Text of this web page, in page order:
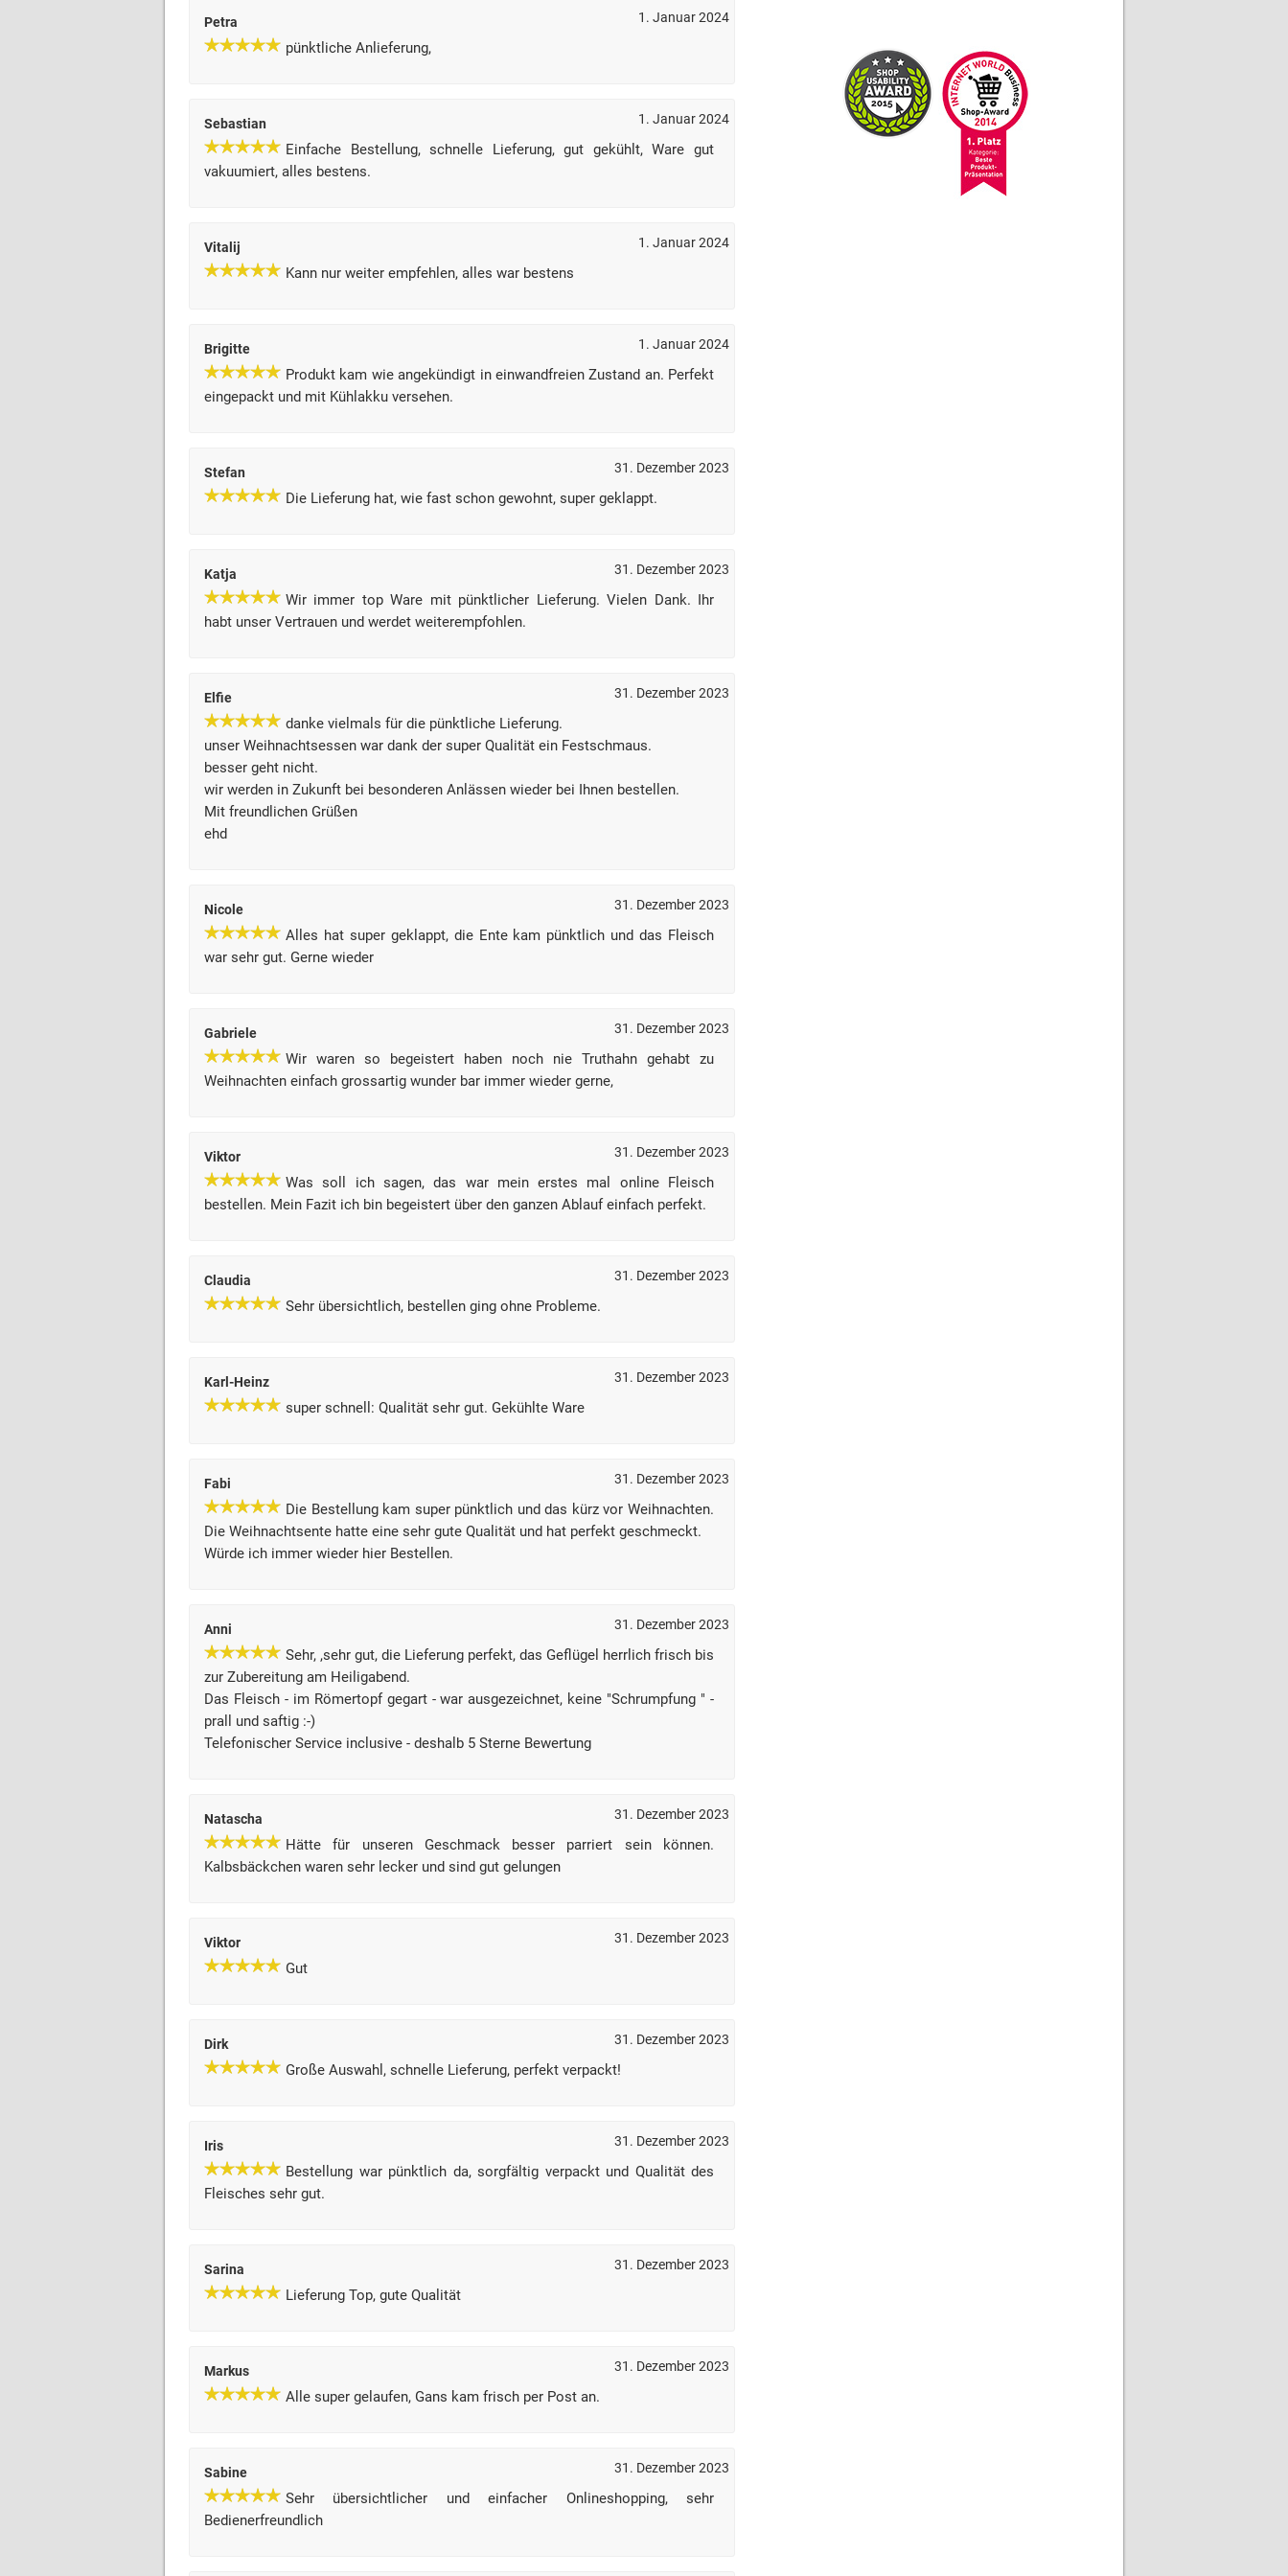
Petra 1. Januar 2024
pünktliche Anlieferung,
Sebastian 1. Januar 2024
Einfache Bestellung, schnelle Lieferung, gut gekühlt, Ware gut
vakuumiert, alles bestens.
Vitalij 1. Januar 2024
Kann nur weiter empfehlen, alles war bestens
Brigitte 1. Januar 2024
Produkt kam wie angekündigt in einwandfreien Zustand an. Perfekt
eingepackt und mit Kühlakku versehen.
Stefan 31. Dezember 2023
Die Lieferung hat, wie fast schon gewohnt, super geklappt.
Katja 31. Dezember 2023
Wir immer top Ware mit pünktlicher Lieferung. Vielen Dank. Ihr
habt unser Vertrauen und werdet weiterempfohlen.
Elfie 31. Dezember 2023
danke vielmals für die pünktliche Lieferung.
unser Weihnachtsessen war dank der super Qualität ein Festschmaus.
besser geht nicht.
wir werden in Zukunft bei besonderen Anlässen wieder bei Ihnen bestellen.
Mit freundlichen Grüßen
ehd
Nicole 31. Dezember 2023
Alles hat super geklappt, die Ente kam pünktlich und das Fleisch
war sehr gut. Gerne wieder
Gabriele 31. Dezember 2023
Wir waren so begeistert haben noch nie Truthahn gehabt zu
Weihnachten einfach grossartig wunder bar immer wieder gerne,
Viktor 31. Dezember 2023
Was soll ich sagen, das war mein erstes mal online Fleisch
bestellen. Mein Fazit ich bin begeistert über den ganzen Ablauf einfach perfekt.
Claudia 31. Dezember 2023
Sehr übersichtlich, bestellen ging ohne Probleme.
Karl-Heinz 31. Dezember 2023
super schnell: Qualität sehr gut. Gekühlte Ware
Fabi 31. Dezember 2023
Die Bestellung kam super pünktlich und das kürz vor Weihnachten.
Die Weihnachtsente hatte eine sehr gute Qualität und hat perfekt geschmeckt.
Würde ich immer wieder hier Bestellen.
Anni 31. Dezember 2023
Sehr, ,sehr gut, die Lieferung perfekt, das Geflügel herrlich frisch bis
zur Zubereitung am Heiligabend.
Das Fleisch - im Römertopf gegart - war ausgezeichnet, keine "Schrumpfung " -
prall und saftig :-)
Telefonischer Service inclusive - deshalb 5 Sterne Bewertung
Natascha 31. Dezember 2023
Hätte für unseren Geschmack besser parriert sein können.
Kalbsbäckchen waren sehr lecker und sind gut gelungen
Viktor 31. Dezember 2023
Gut
Dirk 31. Dezember 2023
Große Auswahl, schnelle Lieferung, perfekt verpackt!
Iris 31. Dezember 2023
Bestellung war pünktlich da, sorgfältig verpackt und Qualität des
Fleisches sehr gut.
Sarina 31. Dezember 2023
Lieferung Top, gute Qualität
Markus 31. Dezember 2023
Alle super gelaufen, Gans kam frisch per Post an.
Sabine 31. Dezember 2023
Sehr übersichtlicher und einfacher Onlineshopping, sehr
Bedienerfreundlich